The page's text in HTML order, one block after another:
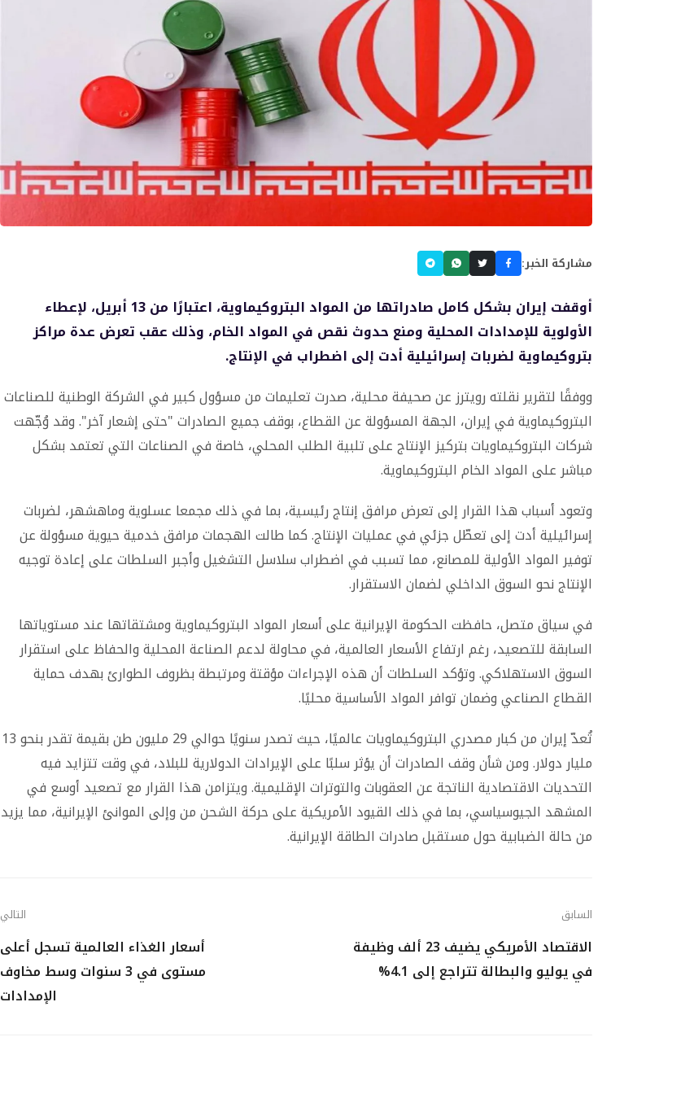
مشاركة الخبر:
أوقفت إيران بشكل كامل صادراتها من المواد البتروكيماوية، اعتبارًا من 13 أبريل، لإعطاء
الأولوية للإمدادات المحلية ومنع حدوث نقص في المواد الخام، وذلك عقب تعرض عدة مراكز
بتروكيماوية لضربات إسرائيلية أدت إلى اضطراب في الإنتاج.
ووفقًا لتقرير نقلته رويترز عن صحيفة محلية، صدرت تعليمات من مسؤول كبير في الشركة الوطنية للصناعات
البتروكيماوية في إيران، الجهة المسؤولة عن القطاع، بوقف جميع الصادرات "حتى إشعار آخر". وقد وُجّهت
شركات البتروكيماويات بتركيز الإنتاج على تلبية الطلب المحلي، خاصة في الصناعات التي تعتمد بشكل
مباشر على المواد الخام البتروكيماوية.
وتعود أسباب هذا القرار إلى تعرض مرافق إنتاج رئيسية، بما في ذلك مجمعا عسلوية وماهشهر، لضربات
إسرائيلية أدت إلى تعطّل جزئي في عمليات الإنتاج. كما طالت الهجمات مرافق خدمية حيوية مسؤولة عن
توفير المواد الأولية للمصانع، مما تسبب في اضطراب سلاسل التشغيل وأجبر السلطات على إعادة توجيه
الإنتاج نحو السوق الداخلي لضمان الاستقرار.
في سياق متصل، حافظت الحكومة الإيرانية على أسعار المواد البتروكيماوية ومشتقاتها عند مستوياتها
السابقة للتصعيد، رغم ارتفاع الأسعار العالمية، في محاولة لدعم الصناعة المحلية والحفاظ على استقرار
السوق الاستهلاكي. وتؤكد السلطات أن هذه الإجراءات مؤقتة ومرتبطة بظروف الطوارئ بهدف حماية
القطاع الصناعي وضمان توافر المواد الأساسية محليًا.
تُعدّ إيران من كبار مصدري البتروكيماويات عالميًا، حيث تصدر سنويًا حوالي 29 مليون طن بقيمة تقدر بنحو 13
مليار دولار. ومن شأن وقف الصادرات أن يؤثر سلبًا على الإيرادات الدولارية للبلاد، في وقت تتزايد فيه
التحديات الاقتصادية الناتجة عن العقوبات والتوترات الإقليمية. ويتزامن هذا القرار مع تصعيد أوسع في
المشهد الجيوسياسي، بما في ذلك القيود الأمريكية على حركة الشحن من وإلى الموانئ الإيرانية، مما يزيد
من حالة الضبابية حول مستقبل صادرات الطاقة الإيرانية.
السابق
الاقتصاد الأمريكي يضيف 23 ألف وظيفة
في يوليو والبطالة تتراجع إلى 4.1%
التالي
أسعار الغذاء العالمية تسجل أعلى
مستوى في 3 سنوات وسط مخاوف
الإمدادات